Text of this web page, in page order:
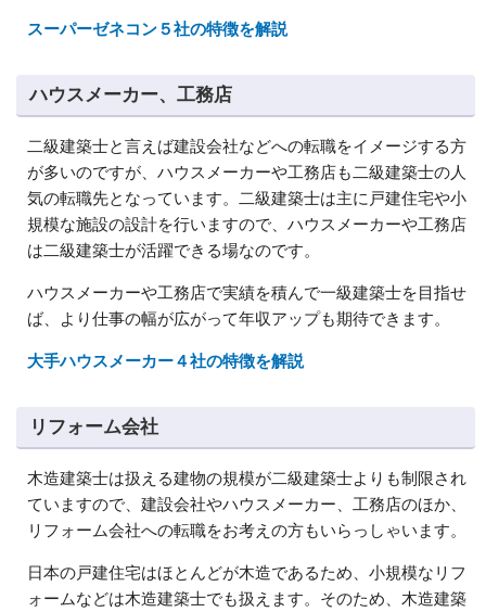
スーパーゼネコン５社の特徴を解説
ハウスメーカー、工務店
二級建築士と言えば建設会社などへの転職をイメージする方
が多いのですが、ハウスメーカーや工務店も二級建築士の人
気の転職先となっています。二級建築士は主に戸建住宅や小
規模な施設の設計を行いますので、ハウスメーカーや工務店
は二級建築士が活躍できる場なのです。
ハウスメーカーや工務店で実績を積んで一級建築士を目指せ
ば、より仕事の幅が広がって年収アップも期待できます。
大手ハウスメーカー４社の特徴を解説
リフォーム会社
木造建築士は扱える建物の規模が二級建築士よりも制限され
ていますので、建設会社やハウスメーカー、工務店のほか、
リフォーム会社への転職をお考えの方もいらっしゃいます。
日本の戸建住宅はほとんどが木造であるため、小規模なリフ
ォームなどは木造建築士でも扱えます。そのため、木造建築